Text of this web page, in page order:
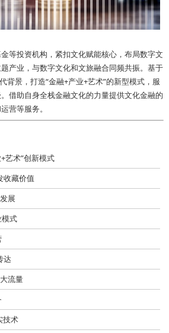
等投资机构，紧扣文化赋能核心，布局数字文
产业，与数字文化和文旅融合同频共振。基于
背景，打造“金融+产业+艺术”的新型模式，服
借助自身全栈金融文化的力量提供文化金融的
营等服务。
艺术”创新模式
收藏价值
展
式
达
流量
技术